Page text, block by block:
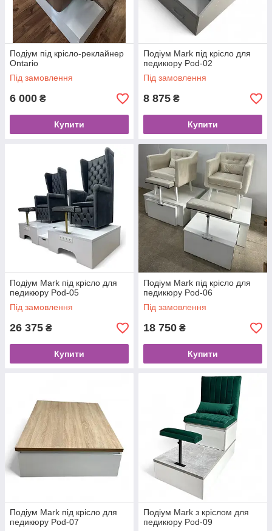
Подіум під крісло-реклайнер
Ontario
Під замовлення
6 000 ₴
Купити
Подіум Mark під крісло для
педикюру Pod-02
Під замовлення
8 875 ₴
Купити
Подіум Mark під крісло для
педикюру Pod-05
Під замовлення
26 375 ₴
Купити
Подіум Mark під крісло для
педикюру Pod-06
Під замовлення
18 750 ₴
Купити
Подіум Mark під крісло для
педикюру Pod-07
Подіум Mark з кріслом для
педикюру Pod-09